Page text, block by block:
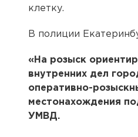
клетку.
В полиции
«На розыск
внутренних дел
оперативно-
местонахождения
УМВД.